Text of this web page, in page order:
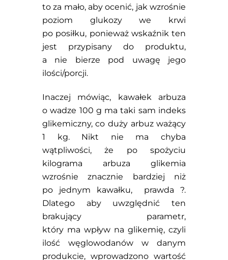
to za mało, aby ocenić, jak wzrośnie
poziom glukozy we krwi
po posiłku, ponieważ wskaźnik ten
jest przypisany do produktu,
a nie bierze pod uwagę jego
ilości/porcji.
Inaczej mówiąc, kawałek arbuza
o wadze 100 g ma taki sam indeks
glikemiczny, co duży arbuz ważący
1 kg. Nikt nie ma chyba
wątpliwości, że po spożyciu
kilograma arbuza glikemia
wzrośnie znacznie bardziej niż
po jednym kawałku, prawda ?.
Dlatego aby uwzględnić ten
brakujący parametr,
który ma wpływ na glikemię, czyli
ilość węglowodanów w danym
produkcie, wprowadzono wartość